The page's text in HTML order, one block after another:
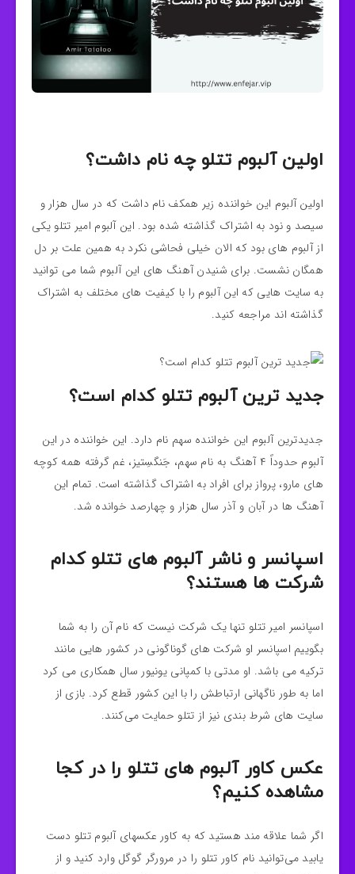
اولین آلبوم تتلو چه نام داشت؟
اولین آلبوم این خواننده زیر همکف نام داشت که در سال هزار و
سیصد و نود به اشتراک گذاشته شده بود. این آلبوم امیر تتلو یکی
از آلبوم های بود که الان خیلی فحاشی نکرد به همین علت بر دل
همگان نشست. برای شنیدن آهنگ های این آلبوم شما می توانید
به سایت هایی که این آلبوم را با کیفیت های مختلف به اشتراک
گذاشته اند مراجعه کنید.
جدید ترین آلبوم تتلو کدام است؟
جدیدترین آلبوم این خواننده سهم نام دارد. این خواننده در این
آلبوم حدوداً ۴ آهنگ به نام سهم، جَنگسِتیز، غم گرفته همه کوچه
های مارو، پرواز برای افراد به اشتراک گذاشته است. تمام این
آهنگ ها در آبان و آذر سال هزار و چهارصد خوانده شد.
اسپانسر و ناشر آلبوم های تتلو کدام
شرکت ها هستند؟
اسپانسر امیر تتلو تنها یک شرکت نیست که نام آن را به شما
بگوییم اسپانسر او شرکت های گوناگونی در کشور هایی مانند
ترکیه می باشد. او مدتی با کمپانی یونیور سال همکاری می‌ کرد
اما به طور ناگهانی ارتباطش را با این کشور قطع کرد. بازی از
سایت های شرط بندی نیز از تتلو حمایت می‌کنند.
عکس کاور آلبوم های تتلو را در کجا
مشاهده کنیم؟
اگر شما علاقه مند هستید که به کاور عکسهای آلبوم تتلو دست
یابید می‌توانید نام کاور تتلو را در مرورگر گوگل وارد کنید و از